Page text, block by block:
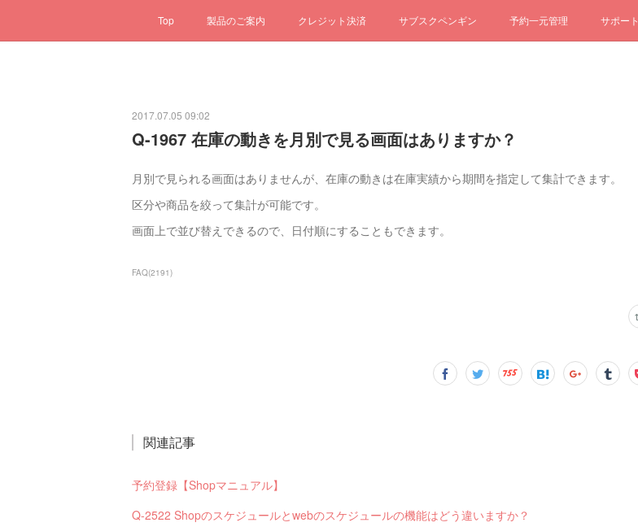
Top 製品のご案内 クレジット決済 サブスクペンギン 予約一元管理 サポート
2017.07.05 09:02
Q-1967 在庫の動きを月別で見る画面はありますか？
月別で見られる画面はありませんが、在庫の動きは在庫実績から期間を指定して集計できます。
区分や商品を絞って集計が可能です。
画面上で並び替えできるので、日付順にすることもできます。
FAQ(2191)
関連記事
予約登録【Shopマニュアル】
Q-2522 Shopのスケジュールとwebのスケジュールの機能はどう違いますか？